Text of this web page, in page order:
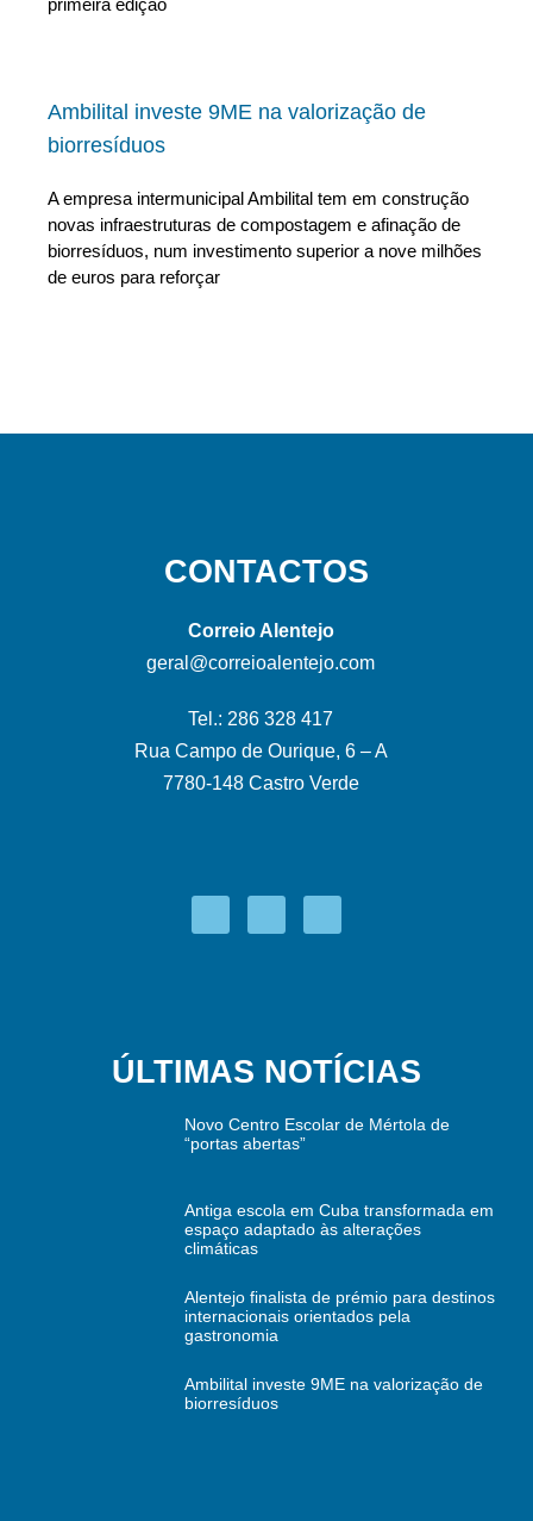
primeira edição
Ambilital investe 9ME na valorização de
biorresíduos
A empresa intermunicipal Ambilital tem em construção
novas infraestruturas de compostagem e afinação de
biorresíduos, num investimento superior a nove milhões
de euros para reforçar
CONTACTOS
Correio Alentejo
geral@correioalentejo.com
Tel.: 286 328 417
Rua Campo de Ourique, 6 – A
7780-148 Castro Verde
ÚLTIMAS NOTÍCIAS
Novo Centro Escolar de Mértola de
“portas abertas”
Antiga escola em Cuba transformada em
espaço adaptado às alterações
climáticas
Alentejo finalista de prémio para destinos
internacionais orientados pela
gastronomia
Ambilital investe 9ME na valorização de
biorresíduos